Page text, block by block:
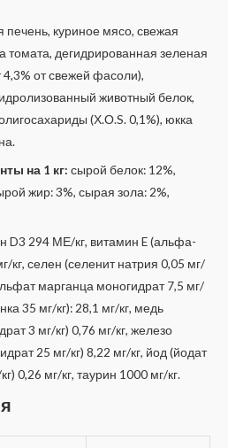
печень, куриное мясо, свежая
томата, дегидрированная зеленая
4,3% от свежей фасоли),
животный белок,
(Х.О.S. 0,1%), юкка
на 1 кг: сырой белок: 12%,
жир: 3%, сырая зола: 2%,
D3 294 МЕ/кг, витамин E (альфа-
кг, селен (селенит натрия 0,05 мг/
марганца моногидрат 7,5 мг/
35 мг/кг): 28,1 мг/кг, медь
3 мг/кг) 0,76 мг/кг, железо
25 мг/кг) 8,22 мг/кг, йод (йодат
0,26 мг/кг, таурин 1000 мг/кг.